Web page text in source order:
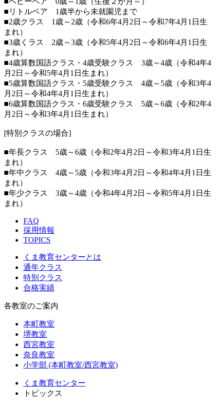
■リトルベア 1歳半から未就園児まで
■2歳クラス 1歳～2歳（令和6年4月2日～令和7年4月1日生
まれ）
■3歳くラス 2歳～3歳（令和5年4月2日～令和6年4月1日生
まれ）
■4歳算数国語クラス・4歳受験クラス 3歳～4歳（令和4年4
月2日～令和5年4月1日生まれ）
■5歳算数国語クラス・5歳受験クラス 4歳～5歳（令和3年4
月2日～令和4年4月1日生まれ）
■6歳算数国語クラス・6歳受験クラス 5歳～6歳（令和2年4
月2日～令和3年4月1日生まれ）
[特別クラスの場合]
■年長クラス 5歳～6歳（令和2年4月2日～令和3年4月1日生
まれ）
■年中クラス 4歳～5歳（令和3年4月2日～令和4年4月1日生
まれ）
■年少クラス 3歳～4歳（令和4年4月2日～令和5年4月1日生
まれ）
FAQ
採用情報
TOPICS
くま教育センターとは
通年クラス
特別クラス
合格実績
各教室のご案内
本町教室
堺教室
西宮教室
奈良教室
小学部 (本町教室/西宮教室)
くま教育センター
トピックス